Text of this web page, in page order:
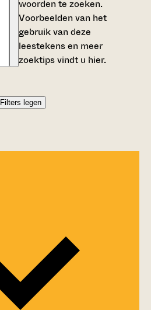
woorden te zoeken.
Voorbeelden van het
gebruik van deze
leestekens en meer
zoektips vindt u hier.
Filters legen